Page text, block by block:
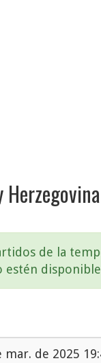
Herzegovina
de la
estén
mar. de 2025